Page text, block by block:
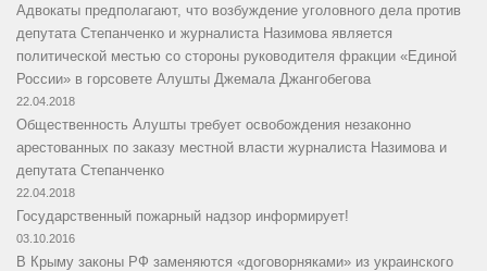
Адвокаты предполагают, что возбуждение уголовного дела против
депутата Степанченко и журналиста Назимова является
политической местью со стороны руководителя фракции «Единой
России» в горсовете Алушты Джемала Джангобегова
22.04.2018
Общественность Алушты требует освобождения незаконно
арестованных по заказу местной власти журналиста Назимова и
депутата Степанченко
22.04.2018
Государственный пожарный надзор информирует!
03.10.2016
В Крыму законы РФ заменяются «договорняками» из украинского